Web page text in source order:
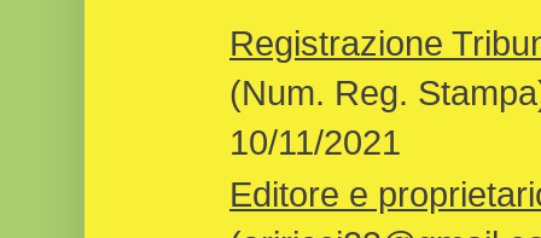
Registrazione
(Num. Reg.
10/11/2021
Editore e